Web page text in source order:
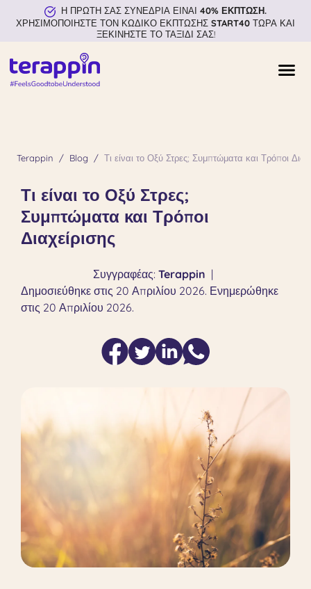
Η ΠΡΩΤΗ ΣΑΣ ΣΥΝΕΔΡΙΑ ΕΙΝΑΙ 40% ΕΚΠΤΩΣΗ.
ΧΡΗΣΙΜΟΠΟΙΗΣΤΕ ΤΟΝ ΚΩΔΙΚΟ ΕΚΠΤΩΣΗΣ START40 ΤΩΡΑ ΚΑΙ
ΞΕΚΙΝΗΣΤΕ ΤΟ ΤΑΞΙΔΙ ΣΑΣ!
Terappin Blog Τι είναι το Οξύ Στρες; Συμπτώματα και Τρόποι
Τι είναι το Οξύ Στρες;
Συμπτώματα και Τρόποι
Διαχείρισης
Συγγραφέας: Terappin |
Δημοσιεύθηκε στις 20 Απριλίου 2026. Ενημερώθηκε
στις 20 Απριλίου 2026.